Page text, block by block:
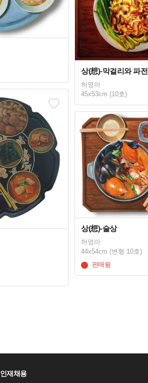
상(想)-막걸리와 파전
허영아
45x53cm (10호)
상(想)-술상
허영아
44x54cm (변형 10호)
판매됨
인재채용